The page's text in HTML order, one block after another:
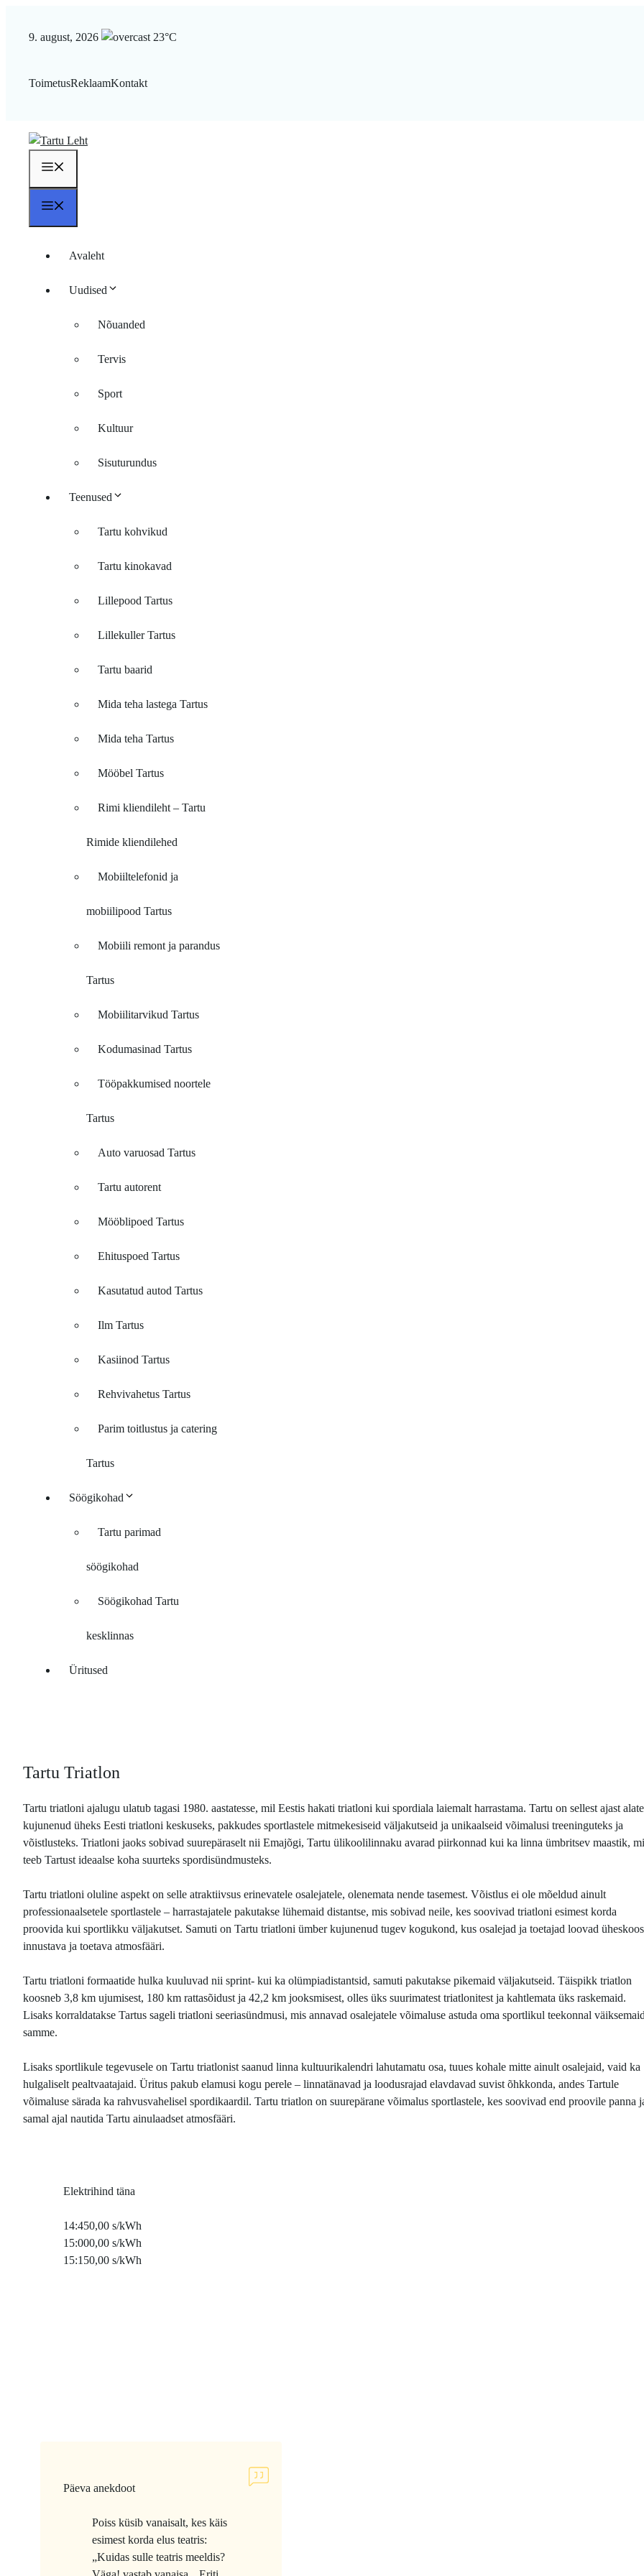
9. august, 2026 23°C
ToimetusReklaamKontakt
Avaleht
Uudised
Nõuanded
Tervis
Sport
Kultuur
Sisuturundus
Teenused
Tartu kohvikud
Tartu kinokavad
Lillepood Tartus
Lillekuller Tartus
Tartu baarid
Mida teha lastega Tartus
Mida teha Tartus
Mööbel Tartus
Rimi kliendileht – Tartu
Rimide kliendilehed
Mobiiltelefonid ja
mobiilipood Tartus
Mobiili remont ja parandus
Tartus
Mobiilitarvikud Tartus
Kodumasinad Tartus
Tööpakkumised noortele
Tartus
Auto varuosad Tartus
Tartu autorent
Mööblipoed Tartus
Ehituspoed Tartus
Kasutatud autod Tartus
Ilm Tartus
Kasiinod Tartus
Rehvivahetus Tartus
Parim toitlustus ja catering
Tartus
Söögikohad
Tartu parimad
söögikohad
Söögikohad Tartu
kesklinnas
Üritused
Tartu Triatlon
Tartu triatloni ajalugu ulatub tagasi 1980. aastatesse, mil Eestis hakati triatloni kui spordiala laiemalt harrastama. Tartu on sellest ajast
kujunenud üheks Eesti triatloni keskuseks, pakkudes sportlastele mitmekesiseid väljakutseid ja unikaalseid võimalusi treeninguteks ja
võistlusteks. Triatloni jaoks sobivad suurepäraselt nii Emajõgi, Tartu ülikoolilinnaku avarad piirkonnad kui ka linna ümbritsev maastik,
teeb Tartust ideaalse koha suurteks spordisündmusteks.
Tartu triatloni oluline aspekt on selle atraktiivsus erinevatele osalejatele, olenemata nende tasemest. Võistlus ei ole mõeldud ainult
professionaalsetele sportlastele – harrastajatele pakutakse lühemaid distantse, mis sobivad neile, kes soovivad triatloni esimest korda
proovida kui sportlikku väljakutset. Samuti on Tartu triatloni ümber kujunenud tugev kogukond, kus osalejad ja toetajad loovad üheskoos
innustava ja toetava atmosfääri.
Tartu triatloni formaatide hulka kuuluvad nii sprint- kui ka olümpiadistantsid, samuti pakutakse pikemaid väljakutseid. Täispikk triatlon
koosneb 3,8 km ujumisest, 180 km rattasõidust ja 42,2 km jooksmisest, olles üks suurimatest triatlonitest ja kahtlemata üks raskemaid.
Lisaks korraldatakse Tartus sageli triatloni seeriasündmusi, mis annavad osalejatele võimaluse astuda oma sportlikul teekonnal väiksemaid
samme.
Lisaks sportlikule tegevusele on Tartu triatlonist saanud linna kultuurikalendri lahutamatu osa, tuues kohale mitte ainult osalejaid, vaid ka
hulgaliselt pealtvaatajaid. Üritus pakub elamusi kogu perele – linnatänavad ja loodusrajad elavdavad suvist õhkkonda, andes Tartule
võimaluse särada ka rahvusvahelisel spordikaardil. Tartu triatlon on suurepärane võimalus sportlastele, kes soovivad end proovile panna
samal ajal nautida Tartu ainulaadset atmosfääri.
Elektrihind täna
14:450,00 s/kWh
15:000,00 s/kWh
15:150,00 s/kWh
Päeva anekdoot
Poiss küsib vanaisalt, kes käis
esimest korda elus teatris:
„Kuidas sulle teatris meeldis?